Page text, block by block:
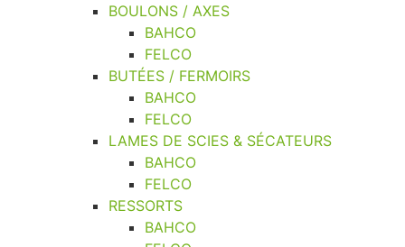
BOULONS / AXES
BAHCO
FELCO
BUTÉES / FERMOIRS
BAHCO
FELCO
LAMES DE SCIES & SÉCATEURS
BAHCO
FELCO
RESSORTS
BAHCO